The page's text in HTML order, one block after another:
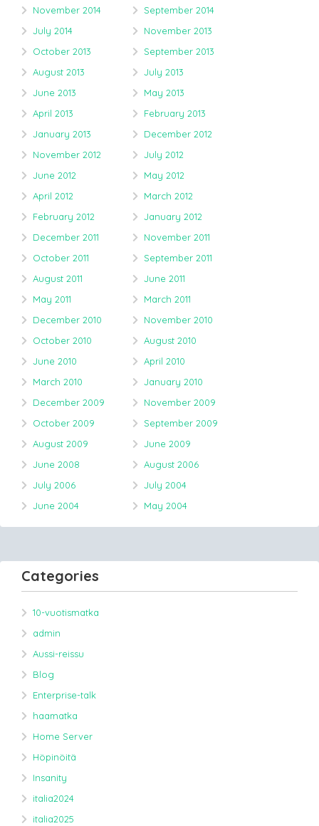
November 2014
September 2014
July 2014
November 2013
October 2013
September 2013
August 2013
July 2013
June 2013
May 2013
April 2013
February 2013
January 2013
December 2012
November 2012
July 2012
June 2012
May 2012
April 2012
March 2012
February 2012
January 2012
December 2011
November 2011
October 2011
September 2011
August 2011
June 2011
May 2011
March 2011
December 2010
November 2010
October 2010
August 2010
June 2010
April 2010
March 2010
January 2010
December 2009
November 2009
October 2009
September 2009
August 2009
June 2009
June 2008
August 2006
July 2006
July 2004
June 2004
May 2004
Categories
10-vuotismatka
admin
Aussi-reissu
Blog
Enterprise-talk
haamatka
Home Server
Höpinöitä
Insanity
italia2024
italia2025